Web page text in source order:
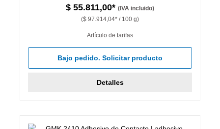
$ 55.811,00* (IVA incluido)
($ 97.914,04* / 100 g)
Artículo de tarifas
Bajo pedido. Solicitar producto
Detalles